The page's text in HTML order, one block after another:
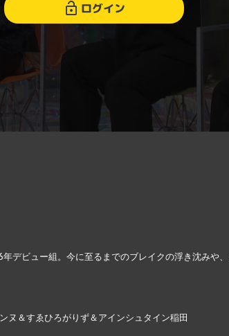
ログイン
デビュー組。今に至るまでのブレイクの浮き沈みや
ヌ＆すゑひろがりず＆アインシュタイン稲田